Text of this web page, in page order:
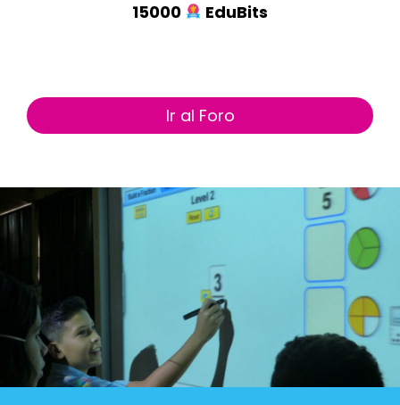
15000 EduBits
Ir al Foro